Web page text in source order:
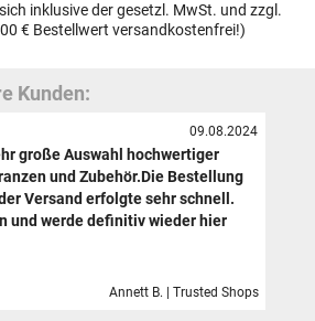
inklusive der gesetzl. MwSt. und zzgl.
€ Bestellwert versandkostenfrei!)
Kunden:
09.08.2024
große Auswahl hochwertiger
und Zubehör.Die Bestellung
Versand erfolgte sehr schnell.
und werde definitiv wieder hier
Annett B. | Trusted Shops